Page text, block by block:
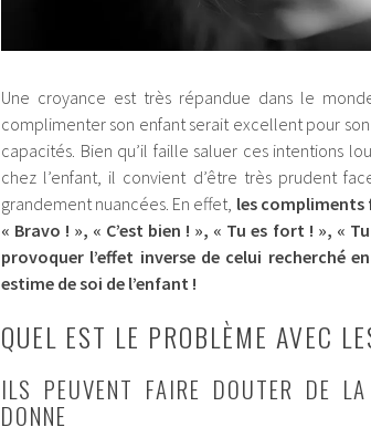
Une croyance est très répandue dans le
complimenter son enfant serait excellent pour
capacités. Bien qu’il faille saluer ces intentions
chez l’enfant, il convient d’être très prudent
grandement nuancées. En effet, les compliments
« Bravo ! », « C’est bien ! », « Tu es fort ! », «
provoquer l’effet inverse de celui recherché
estime de soi de l’enfant !
QUEL EST LE PROBLÈME AVEC
ILS PEUVENT FAIRE DOUTER DE
DONNE